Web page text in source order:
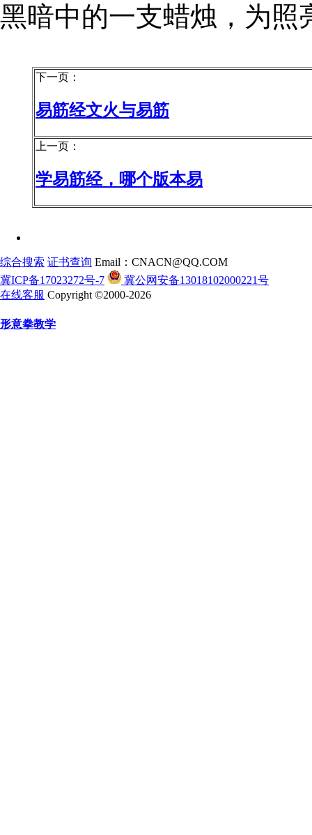
黑暗中的一支蜡烛，为照
下一页：
易筋经文火与易筋
上一页：
学易筋经，哪个版本易
综合搜索 证书查询 Email：CNACN@QQ.COM
冀ICP备17023272号-7
冀公网安备13018102000221号
在线客服 Copyright ©2000-2026
形意拳教学